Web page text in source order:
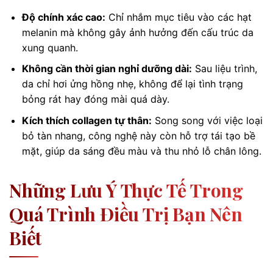
Độ chính xác cao: Chỉ nhắm mục tiêu vào các hạt
melanin mà không gây ảnh hưởng đến cấu trúc da
xung quanh.
Không cần thời gian nghỉ dưỡng dài: Sau liệu trình,
da chỉ hơi ửng hồng nhẹ, không để lại tình trạng
bỏng rát hay đóng mài quá dày.
Kích thích collagen tự thân: Song song với việc loại
bỏ tàn nhang, công nghệ này còn hỗ trợ tái tạo bề
mặt, giúp da sáng đều màu và thu nhỏ lỗ chân lông.
Những Lưu Ý Thực Tế Trong
Quá Trình Điều Trị Bạn Nên
Biết